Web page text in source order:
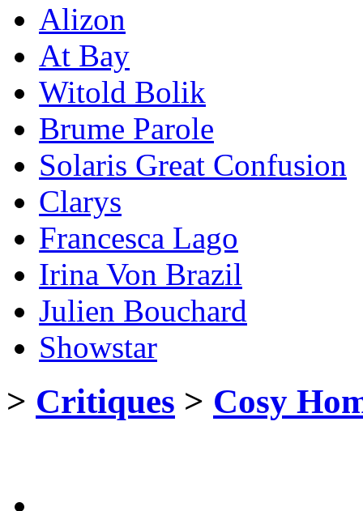
Alizon
At Bay
Witold Bolik
Brume Parole
Solaris Great Confusion
Clarys
Francesca Lago
Irina Von Brazil
Julien Bouchard
Showstar
> Critiques > Cosy